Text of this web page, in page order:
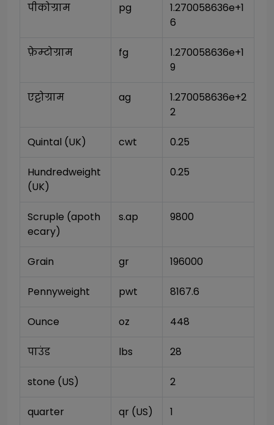
पीकोग्राम pg
1.270058636e+1
6
फ़ेम्टोग्राम fg
1.270058636e+1
9
एट्टोग्राम ag
1.270058636e+2
2
Quintal (UK) cwt 0.25
Hundredweight
(UK)
0.25
Scruple (apoth
ecary)
s.ap 9800
Grain gr 196000
Pennyweight pwt 8167.6
Ounce oz 448
पाउंड lbs 28
stone (US) 2
quarter qr (US) 1